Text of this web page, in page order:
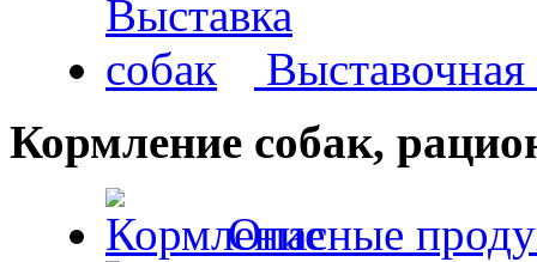
Выставочная
Кормление собак,
Опасные